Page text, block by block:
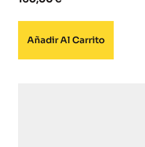
Añadir Al Carrito